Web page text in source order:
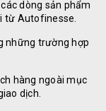
dòng sản phẩm
từ Autofinesse.
những trường hợp
hàng ngoài mục
dịch.